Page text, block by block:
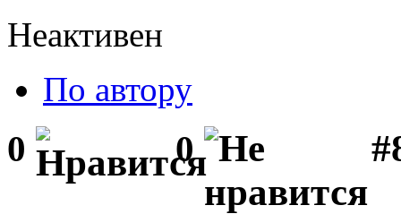
Неактивен
По автору
0 0